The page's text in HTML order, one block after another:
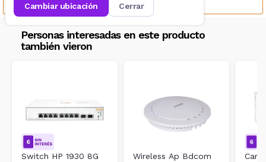
cambiar ubicación cerrar
Personas interesadas en este producto
también vieron
Switch HP 1930 8G
Wireless Ap Bdcom